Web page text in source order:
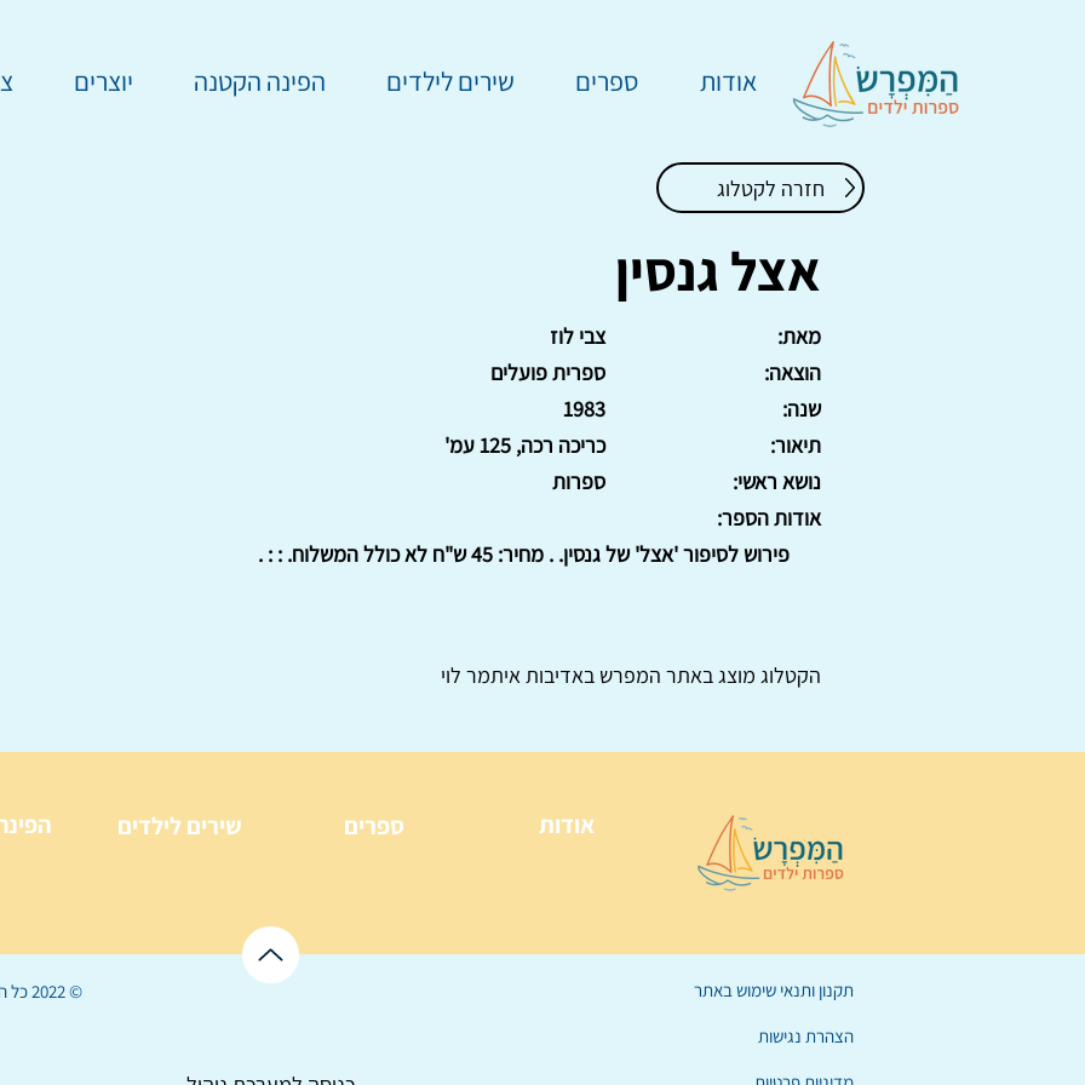
אודות ספרים שירים לילדים הפינה הקטנה יוצרים
חזרה לקטלוג
אצל גנסין
צבי לוז
מאת:
ספרית פועלים
הוצאה:
1983
שנה:
כריכה רכה, 125 עמ'
תיאור:
ספרות
נושא ראשי:
אודות הספר:
פירוש לסיפור 'אצל' של גנסין. . מחיר: 45 ש"ח לא כולל המשלוח. : : .
הקטלוג מוצג באתר המפרש באדיבות איתמר לוי
שירים לילדים ספרים אודות
© 2022 כל הזכויות שמורות ל
תקנון ותנאי שימוש באתר
הצהרת נגישות